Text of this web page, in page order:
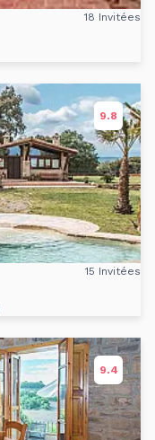
18 Invitées
9.8
15 Invitées
9.4